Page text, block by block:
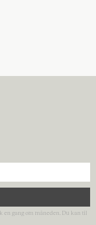
gang om måneden. Du kan til